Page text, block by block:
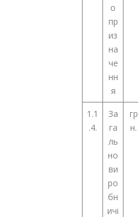
о
пр
из
на
че
нн
я
1.1
.4.
За
га
ль
но
ви
ро
бн
ичі
гр
н.